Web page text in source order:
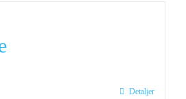
Detaljer